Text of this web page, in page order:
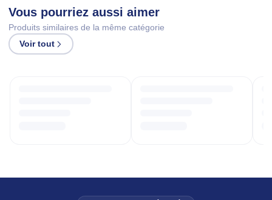
Vous pourriez aussi aimer
Produits similaires de la même catégorie
Voir tout